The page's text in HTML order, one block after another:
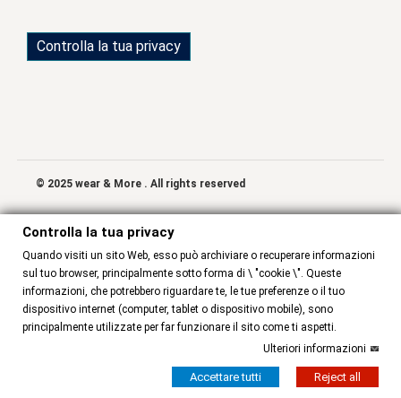
Controlla la tua privacy
© 2025 wear & More . All rights reserved
Controlla la tua privacy
Quando visiti un sito Web, esso può archiviare o recuperare informazioni
sul tuo browser, principalmente sotto forma di \ "cookie \". Queste
informazioni, che potrebbero riguardare te, le tue preferenze o il tuo
dispositivo internet (computer, tablet o dispositivo mobile), sono
principalmente utilizzate per far funzionare il sito come ti aspetti.
Ulteriori informazioni
Accettare tutti Reject all